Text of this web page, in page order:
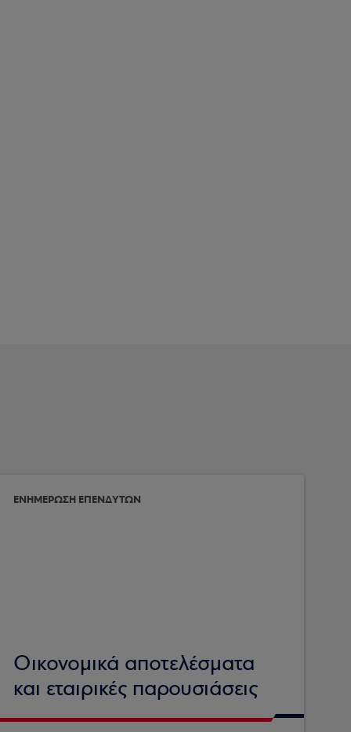
ΕΝΗΜΕΡΩΣΗ ΕΠΕΝΔΥΤΩΝ
Οικονομικά αποτελέσματα
και εταιρικές παρουσιάσεις